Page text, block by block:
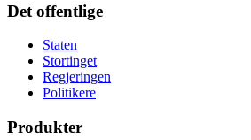
Det offentlige
Staten
Stortinget
Regjeringen
Politikere
Produkter